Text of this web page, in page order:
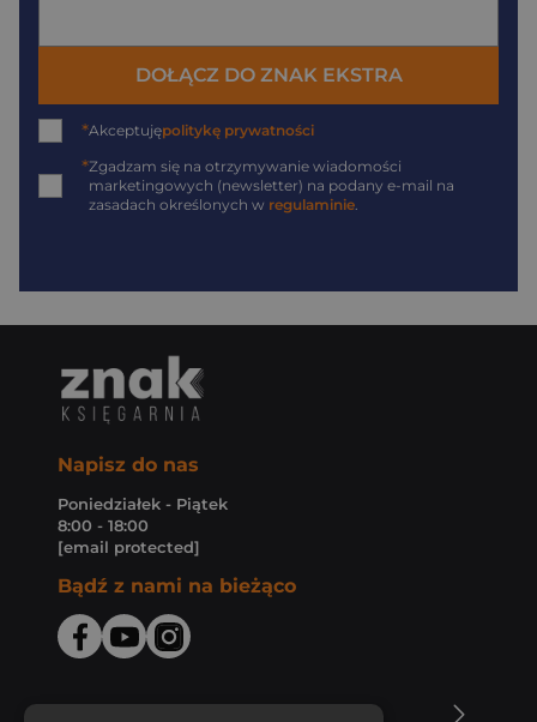
DOŁĄCZ DO ZNAK EKSTRA
*Akceptujępolitykę prywatności
*Zgadzam się na otrzymywanie wiadomości
marketingowych (newsletter) na podany e-mail na
zasadach określonych w regulaminie
Napisz do nas
Poniedziałek - Piątek
8:00 - 18:00
[email protected]
Bądź z nami na bieżąco